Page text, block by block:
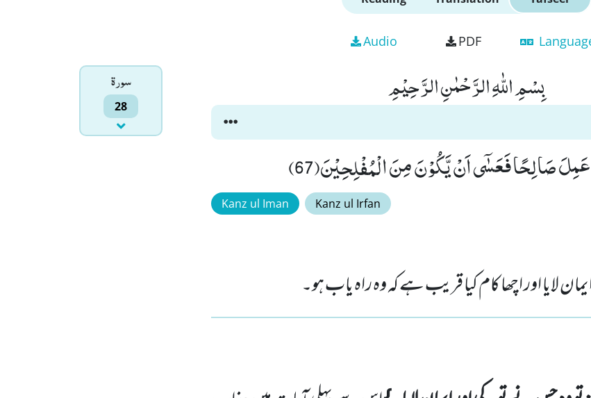
Audio PDF
سورۃ
28
بِسْمِ اللّٰهِ الرَّحْمٰنِ الرَّحِیْمِ
صَالِحًا فَعَسٰۤى اَنْ یَّكُوْنَ مِنَ الْمُفْلِحِیْنَ(67)
Kanz ul Iman Kanz ul Irfan
لایا اور اچھا کام کیا قریب ہے کہ وہ راہ یاب ہو۔